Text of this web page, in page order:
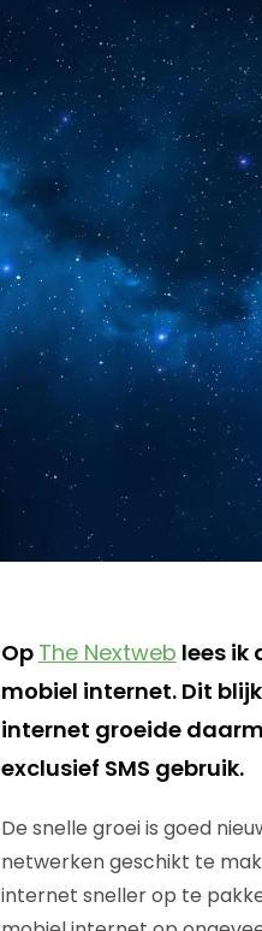
Op The Nextweb lees ik
mobiel internet. Dit
internet groeide
exclusief SMS gebruik.
De snelle groei is goed
netwerken geschikt te
internet sneller op te